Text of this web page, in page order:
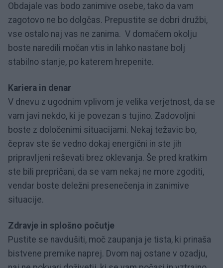
Obdajale vas bodo zanimive osebe, tako da vam
zagotovo ne bo dolgčas. Prepustite se dobri družbi,
vse ostalo naj vas ne zanima. V domačem okolju
boste naredili močan vtis in lahko nastane bolj
stabilno stanje, po katerem hrepenite.
Kariera in denar
V dnevu z ugodnim vplivom je velika verjetnost, da se
vam javi nekdo, ki je povezan s tujino. Zadovoljni
boste z določenimi situacijami. Nekaj težavic bo,
čeprav ste še vedno dokaj energični in ste jih
pripravljeni reševati brez oklevanja. Še pred kratkim
ste bili prepričani, da se vam nekaj ne more zgoditi,
vendar boste deležni presenečenja in zanimive
situacije.
Zdravje in splošno počutje
Pustite se navdušiti, moč zaupanja je tista, ki prinaša
bistvene premike naprej. Dvom naj ostane v ozadju,